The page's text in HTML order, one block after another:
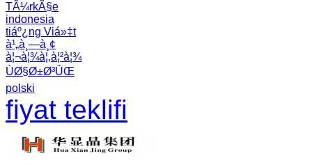
TÃ¼rkÃ§e
indonesia
tiáº¿ng Viá»‡t
à¹„à¸—à¸¢
à¦¬à¦¾à¦‚à¦²à¦¾
ÙØ§Ø±Ø³ÛŒ
polski
fiyat teklifi